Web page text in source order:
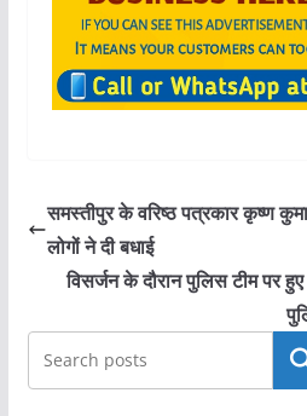
समस्तीपुर के वरिष्ठ पत्रकार कृष्ण
लोगों ने दी बधाई
विसर्जन के दौरान पुलिस टीम पर